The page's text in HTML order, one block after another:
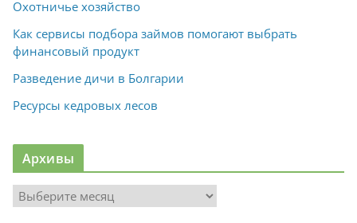
Охотничье хозяйство
Как сервисы подбора займов помогают выбрать
финансовый продукт
Разведение дичи в Болгарии
Ресурсы кедровых лесов
Архивы
р